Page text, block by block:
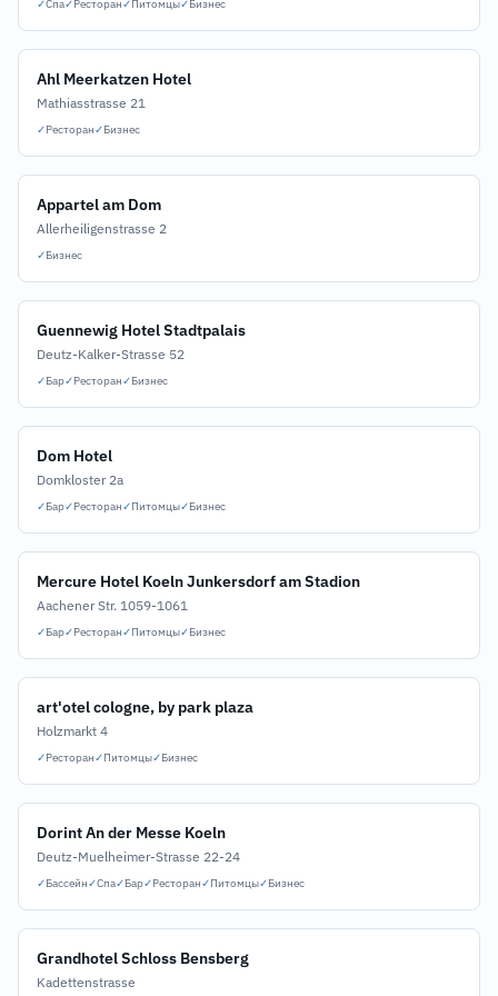
✓Спа✓Ресторан✓Питомцы✓Бизнес
Ahl Meerkatzen Hotel
Mathiasstrasse 21
✓Ресторан✓Бизнес
Appartel am Dom
Allerheiligenstrasse 2
✓Бизнес
Guennewig Hotel Stadtpalais
Deutz-Kalker-Strasse 52
✓Бар✓Ресторан✓Бизнес
Dom Hotel
Domkloster 2a
✓Бар✓Ресторан✓Питомцы✓Бизнес
Mercure Hotel Koeln Junkersdorf am Stadion
Aachener Str. 1059-1061
✓Бар✓Ресторан✓Питомцы✓Бизнес
art'otel cologne, by park plaza
Holzmarkt 4
✓Ресторан✓Питомцы✓Бизнес
Dorint An der Messe Koeln
Deutz-Muelheimer-Strasse 22-24
✓Бассейн✓Спа✓Бар✓Ресторан✓Питомцы✓Бизнес
Grandhotel Schloss Bensberg
Kadettenstrasse